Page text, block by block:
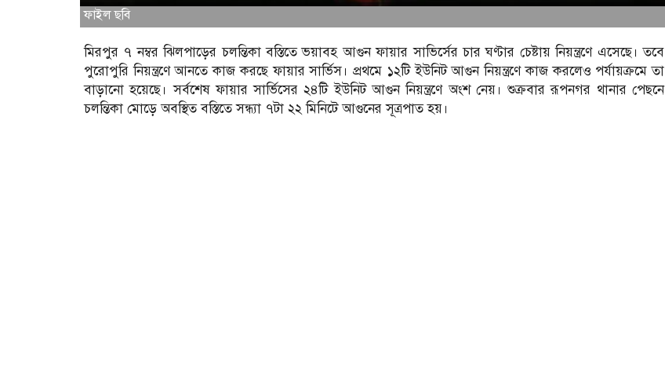
ফাইল ছবি
মিরপুর ৭ নম্বর ঝিলপাড়ের চলন্তিকা বস্তিতে ভয়াবহ আগুন ফায়ার সাভির্সের চার ঘণ্টার চেষ্টায় নিয়ন্ত্রণে এসেছে। তবে
পুরোপুরি নিয়ন্ত্রণে আনতে কাজ করছে ফায়ার সার্ভিস। প্রথমে ১২টি ইউনিট আগুন নিয়ন্ত্রণে কাজ করলেও পর্যায়ক্রমে তা
বাড়ানো হয়েছে। সর্বশেষ ফায়ার সার্ভিসের ২৪টি ইউনিট আগুন নিয়ন্ত্রণে অংশ নেয়। শুক্রবার রূপনগর থানার পেছনে
চলন্তিকা মোড়ে অবস্থিত বস্তিতে সন্ধ্যা ৭টা ২২ মিনিটে আগুনের সূত্রপাত হয়।